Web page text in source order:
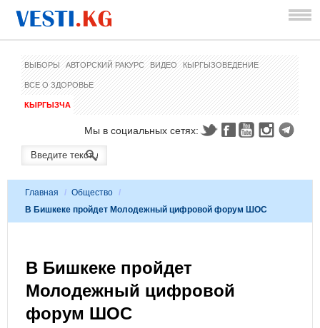
ВЫБОРЫ АВТОРСКИЙ РАКУРС ВИДЕО КЫРГЫЗОВЕДЕНИЕ
ВСЕ О ЗДОРОВЬЕ
КЫРГЫЗЧА
Мы в социальных сетях:
Главная / Общество /
В Бишкеке пройдет Молодежный цифровой форум ШОС
В Бишкеке пройдет
Молодежный цифровой
форум ШОС